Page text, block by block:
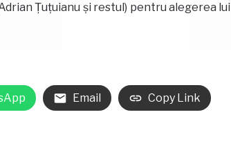
Țuțuianu și restul) pentru alegerea lui
Email Copy Link